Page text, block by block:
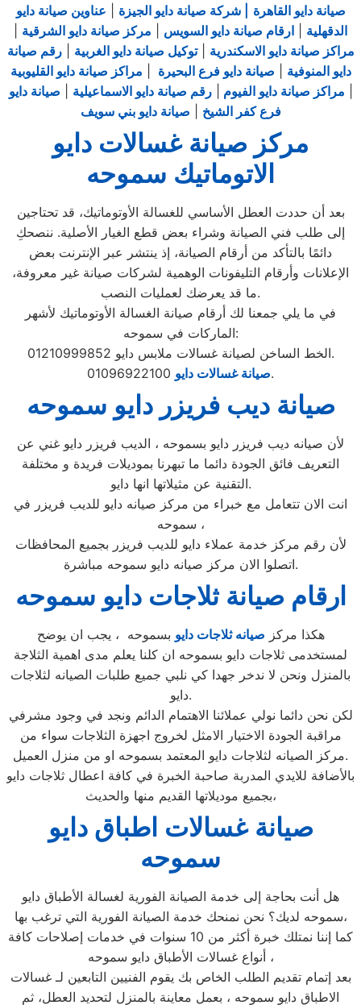
صيانة دايو القاهرة | شركة صيانة دايو الجيزة
عناوين صيانة دايو
الدقهلية
ارقام صيانة دايو السويس مركز صيانة دايو الشرقية
مراكز صيانة دايو الاسكندرية |توكيل صيانة دايو الغربية |رقم صيانة
دايو المنوفية
صيانة دايو فرع البحيرة
مراكز صيانة دايو القليوبية
مراكز صيانة دايو الفيوم |رقم صيانة دايو الاسماعيلية
صيانة دايو
فرع كفر الشيخ
صيانة دايو بني سويف
مركز صيانة غسالات دايو
الاتوماتيك سموحه
بعد أن حددت العطل الأساسي للغسالة الأوتوماتيك، قد تحتاجين
إلى طلب فني الصيانة وشراء بعض قطع الغيار الأصلية. ننصحكِ
دائمًا بالتأكد من أرقام الصيانة، إذ ينتشر عبر الإنترنت بعض
الإعلانات وأرقام التليفونات الوهمية لشركات صيانة غير معروفة،
ما قد يعرضك لعمليات النصب.
في ما يلي جمعنا لك أرقام صيانة الغسالة الأوتوماتيك لأشهر
الماركات في سموحه:
الخط الساخن لصيانة غسالات ملابس دايو 01210999852.
صيانة غسالات دايو01096922100.
صيانة ديب فريزر دايو سموحه
لأن صيانه ديب فريزر دايو بسموحه ، الديب فريزر دايو غني عن
التعريف فائق الجودة دائما ما تبهرنا بموديلات فريدة و مختلفة
التقنية عن مثيلاتها انها دايو.
انت الان تتعامل مع خبراء من مركز صيانه دايو للديب فريزر في
سموحه ،
لأن رقم مركز خدمة عملاء دايو للديب فريزر بجميع المحافظات
اتصلوا الان مركز صيانه دايو سموحه مباشرة.
ارقام صيانة ثلاجات دايو سموحه
هكذا مركز صيانه ثلاجات دايو بسموحه ، يجب ان يوضح
لمستخدمى ثلاجات دايو بسموحه ان كلنا يعلم مدى اهمية الثلاجة
بالمنزل ونحن لا ندخر جهدا كي نلبي جميع طلبات الصيانه لثلاجات
دايو.
لكن نحن دائما نولي عملائنا الاهتمام الدائم ونجد في وجود مشرفي
مراقبة الجودة الاختيار الامثل لخروج اجهزة الثلاجات سواء من
مركز الصيانه لثلاجات دايو المعتمد بسموحه او من منزل العميل.
بالأضافة للايدي المدربة صاحبة الخبرة في كافة اعطال ثلاجات دايو
بجميع موديلاتها القديم منها والحديث،
صيانة غسالات اطباق دايو
سموحه
هل أنت بحاجة إلى خدمة الصيانة الفورية لغسالة الأطباق دايو
سموحه لديك؟ نحن نمنحك خدمة الصيانة الفورية التي ترغب بها،
كما إننا نمتلك خبرة أكثر من 10 سنوات في خدمات إصلاحات كافة
أنواع غسالات الأطباق دايو سموحه ،
بعد إتمام تقديم الطلب الخاص بك يقوم الفنيين التابعين لـ غسالات
الاطباق دايو سموحه ، بعمل معاينة بالمنزل لتحديد العطل، ثم